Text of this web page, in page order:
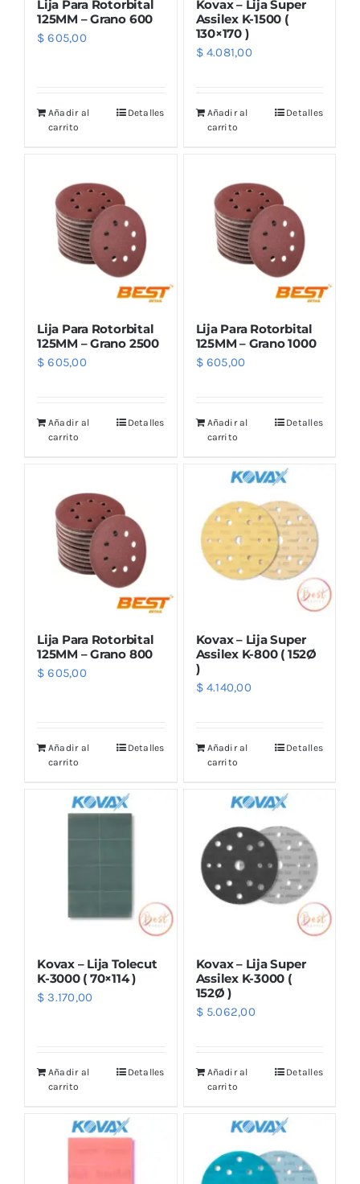
Lija Para Rotorbital
125MM – Grano 600
$ 605,00
Añadir al
carrito
Detalles
Kovax – Lija Super
Assilex K-1500 (
130×170 )
$4.081,00
Añadir al
carrito
Detalles
Lija Para Rotorbital
125MM – Grano 2500
$ 605,00
Añadir al
carrito
Detalles
Lija Para Rotorbital
125MM – Grano 1000
$605,00
Añadir al
carrito
Detalles
Lija Para Rotorbital
125MM – Grano 800
$ 605,00
Añadir al
carrito
Detalles
Kovax – Lija Super
Assilex K-800 ( 152Ø
)
$4.140,00
Añadir al
carrito
Detalles
Kovax – Lija Tolecut
K-3000 ( 70×114 )
$ 3.170,00
Añadir al
carrito
Detalles
Kovax – Lija Super
Assilex K-3000 (
152Ø )
$5.062,00
Añadir al
carrito
Detalles